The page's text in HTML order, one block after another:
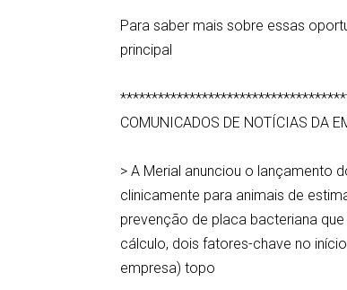
Para saber mais sobre essas
principal
COMUNICADOS DE NOTÍCIAS DA
> A Merial anunciou o lançamento
clinicamente para animais de
prevenção de placa bacteriana
cálculo, dois fatores-chave no
empresa) topo